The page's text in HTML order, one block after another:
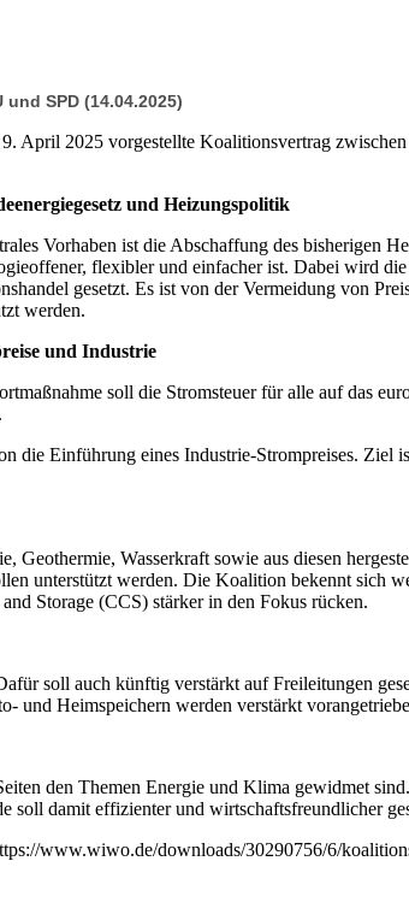
SPD (14.04.2025)
April 2025 vorgestellte Koalitionsvertrag
und Heizungspolitik
Vorhaben ist die Abschaffung des bisherigen
flexibler und einfacher ist. Dabei wird
gesetzt. Es ist von der Vermeidung von
werden.
und Industrie
soll die Stromsteuer für alle auf das
die Einführung eines Industrie-Strompreises.
Geothermie, Wasserkraft sowie aus diesen
unterstützt werden. Die Koalition bekennt sich
Storage (CCS) stärker in den Fokus rücken.
soll auch künftig verstärkt auf Freileitungen
und Heimspeichern werden verstärkt
den Themen Energie und Klima gewidmet
soll damit effizienter und wirtschaftsfreundlicher
www.wiwo.de/downloads/30290756/6/